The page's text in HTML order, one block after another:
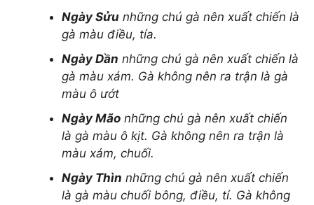
vodka men
rượu táo mèo
rượu xo
rượu whisky
rượu vodka
rượu ballantine
rượu hennessy
rượu jagermeister
rượu macallan
thiết bị spa
Ngày Sửu những chú gà nên xuất chiến là
gà màu điều, tía.
Ngày Dần những chú gà nên xuất chiến là
gà màu xám. Gà không nên ra trận là gà
màu ô ướt
Ngày Mão những chú gà nên xuất chiến
là gà màu ô kịt. Gà không nên ra trận là
màu xám, chuối.
Ngày Thìn những chú gà nên xuất chiến
là gà màu chuối bông, điều, tí. Gà không